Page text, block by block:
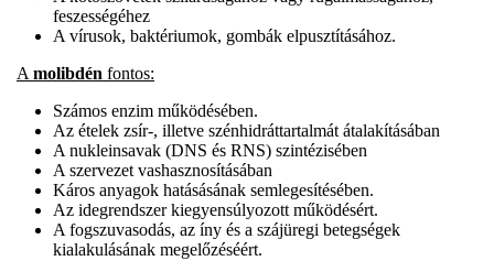
feszességéhez
A vírusok, baktériumok, gombák elpusztításához.
A molibdén fontos:
Számos enzim működésében.
Az ételek zsír-, illetve szénhidráttartalmát átalakításában
A nukleinsavak (DNS és RNS) szintézisében
A szervezet vashasznosításában
Káros anyagok hatásásának semlegesítésében.
Az idegrendszer kiegyensúlyozott működésért.
A fogszuvasodás, az íny és a szájüregi betegségek
kialakulásának megelőzéséért.